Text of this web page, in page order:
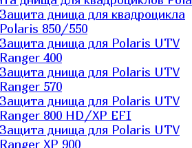
Защита днища для квадроцикла
Polaris 850/550
Защита днища для Polaris UTV
Ranger 400
Защита днища для Polaris UTV
Ranger 570
Защита днища для Polaris UTV
Ranger 800 HD/XP EFI
Защита днища для Polaris UTV
Ranger XP 900